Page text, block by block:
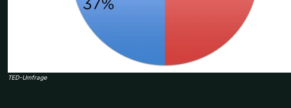
TED-Umfrage